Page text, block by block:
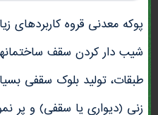
پوکه معدنی قروه کاربردهای
شیب دار کردن سقف
طبقات، تولید بلوک سقفی
زنی (دیواری یا سقفی) و پر